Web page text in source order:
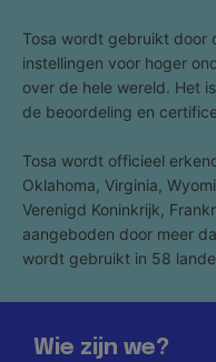
Tosa wordt gebruikt door
instellingen voor hoger
over de hele wereld. Het
de beoordeling en
Tosa wordt officieel
Oklahoma, Virginia,
Verenigd Koninkrijk,
aangeboden door meer
wordt gebruikt in 58
Wie zijn we?